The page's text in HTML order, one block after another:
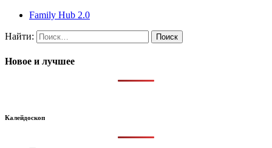
Family Hub 2.0
Найти:
Новое и лучшее
Калейдоскоп